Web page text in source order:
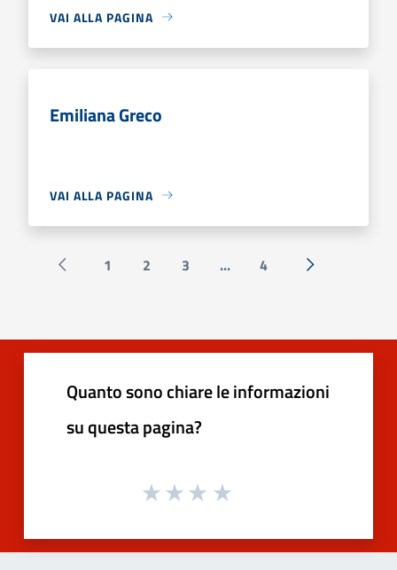
VAI ALLA PAGINA
Emiliana Greco
VAI ALLA PAGINA
Pagina precedente
1 2 3 ... 4 Successiva »
Quanto sono chiare le informazioni
su questa pagina?